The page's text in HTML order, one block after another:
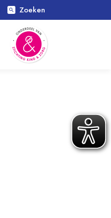
search Zoeken